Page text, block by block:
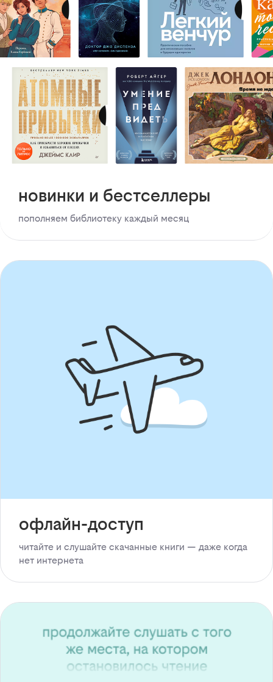
новинки и бестселлеры
пополняем библиотеку каждый месяц
офлайн-доступ
читайте и слушайте скачанные книги — даже когда
нет интернета